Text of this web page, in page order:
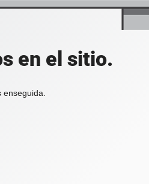
en el sitio.